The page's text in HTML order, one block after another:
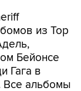
из Top
Бейонсе
Гага в
Все альбомы